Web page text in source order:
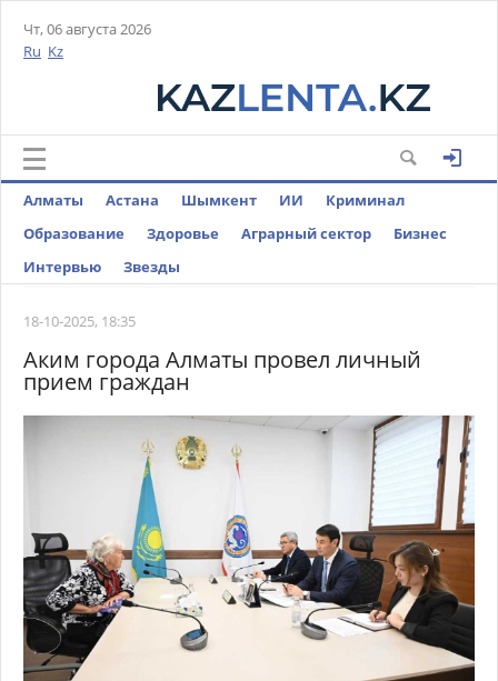
Чт, 06 августа 2026
Ru Kz
Алматы Астана Шымкент ИИ
Криминал
Образование
Здоровье Аграрный сектор
Бизнес
Интервью
Звезды
18-10-2025, 18:35
Аким города Алматы провел личный
прием граждан